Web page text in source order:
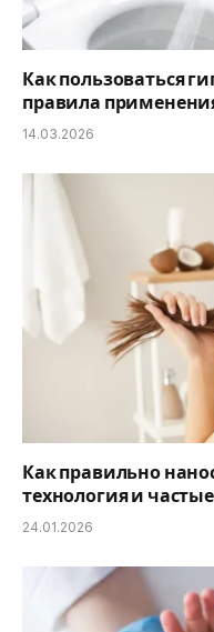
Как пользоваться
правила
14.03.2026
Как правильно
технология и
24.01.2026